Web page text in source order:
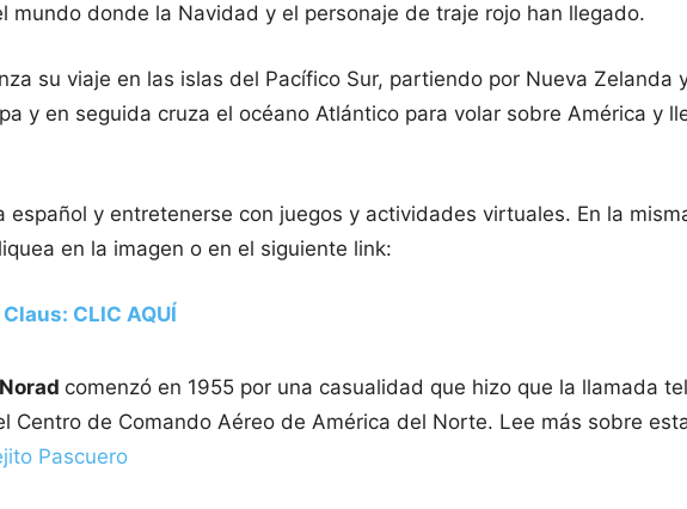
mundo donde la Navidad y el personaje de traje rojo han llegado.
su viaje en las islas del Pacífico Sur, partiendo por Nueva Zelanda
y en seguida cruza el océano Atlántico para volar sobre América y
y entretenerse con juegos y actividades virtuales. En la
en la imagen o en el siguiente link:
Claus: CLIC AQUÍ
Norad comenzó en 1955 por una casualidad que hizo que la llamada
de Comando Aéreo de América del Norte. Lee más sobre
Pascuero